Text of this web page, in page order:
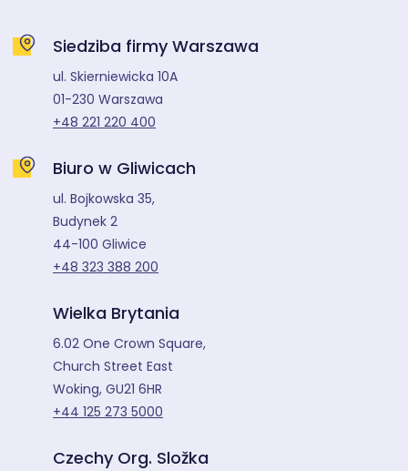
Siedziba firmy Warszawa
ul. Skierniewicka 10A
01-230 Warszawa
+48 221 220 400
Biuro w Gliwicach
ul. Bojkowska 35,
Budynek 2
44-100 Gliwice
+48 323 388 200
Wielka Brytania
6.02 One Crown Square,
Church Street East
Woking, GU21 6HR
+44 125 273 5000
Czechy Org. Složka